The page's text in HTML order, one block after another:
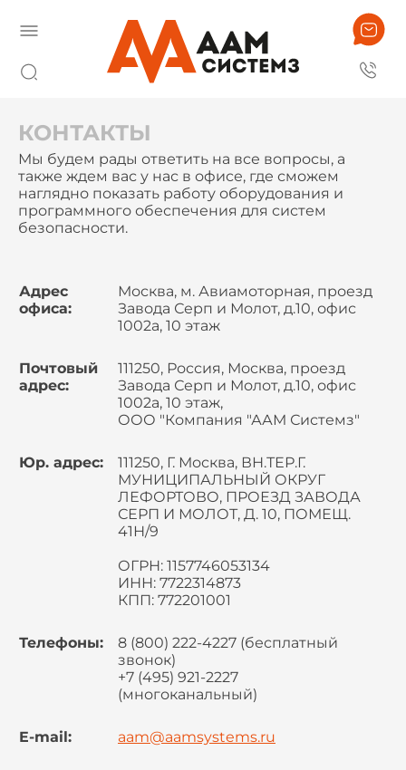
КОНТАКТЫ
Мы будем рады ответить на все вопросы, а
также ждем вас у нас в офисе, где сможем
наглядно показать работу оборудования и
программного обеспечения для систем
безопасности.
Адрес
офиса:
Москва, м. Авиамоторная, проезд
Завода Серп и Молот, д.10, офис
1002а, 10 этаж
Почтовый
адрес:
111250, Россия, Москва, проезд
Завода Серп и Молот, д.10, офис
1002а, 10 этаж,
ООО "Компания "ААМ Системз"
Юр. адрес:
111250, Г. Москва, ВН.ТЕР.Г.
МУНИЦИПАЛЬНЫЙ ОКРУГ
ЛЕФОРТОВО, ПРОЕЗД ЗАВОДА
СЕРП И МОЛОТ, Д. 10, ПОМЕЩ.
41Н/9
ОГРН: 1157746053134
ИНН: 7722314873
КПП: 772201001
Телефоны:
8 (800) 222-4227 (бесплатный
звонок)
+7 (495) 921-2227
(многоканальный)
E-mail: aam@aamsystems.ru